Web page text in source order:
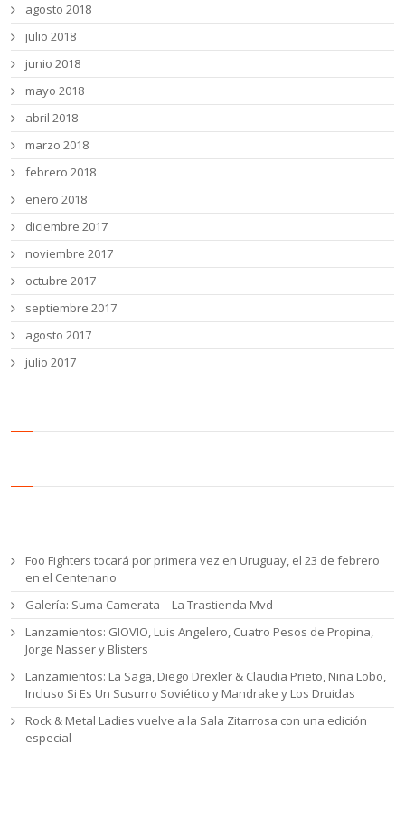
agosto 2018
julio 2018
junio 2018
mayo 2018
abril 2018
marzo 2018
febrero 2018
enero 2018
diciembre 2017
noviembre 2017
octubre 2017
septiembre 2017
agosto 2017
julio 2017
Foo Fighters tocará por primera vez en Uruguay, el 23 de febrero
en el Centenario
Galería: Suma Camerata – La Trastienda Mvd
Lanzamientos: GIOVIO, Luis Angelero, Cuatro Pesos de Propina,
Jorge Nasser y Blisters
Lanzamientos: La Saga, Diego Drexler & Claudia Prieto, Niña Lobo,
Incluso Si Es Un Susurro Soviético y Mandrake y Los Druidas
Rock & Metal Ladies vuelve a la Sala Zitarrosa con una edición
especial